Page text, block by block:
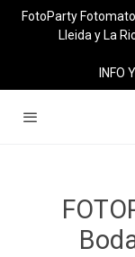
FotoParty
Lleida y La
INFO